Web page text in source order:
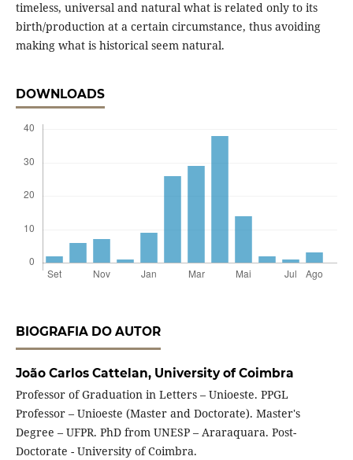
timeless, universal and natural what is related only to its
birth/production at a certain circumstance, thus avoiding
making what is historical seem natural.
DOWNLOADS
BIOGRAFIA DO AUTOR
João Carlos Cattelan, University of Coimbra
Professor of Graduation in Letters – Unioeste. PPGL
Professor – Unioeste (Master and Doctorate). Master's
Degree – UFPR. PhD from UNESP – Araraquara. Post-
Doctorate - University of Coimbra.